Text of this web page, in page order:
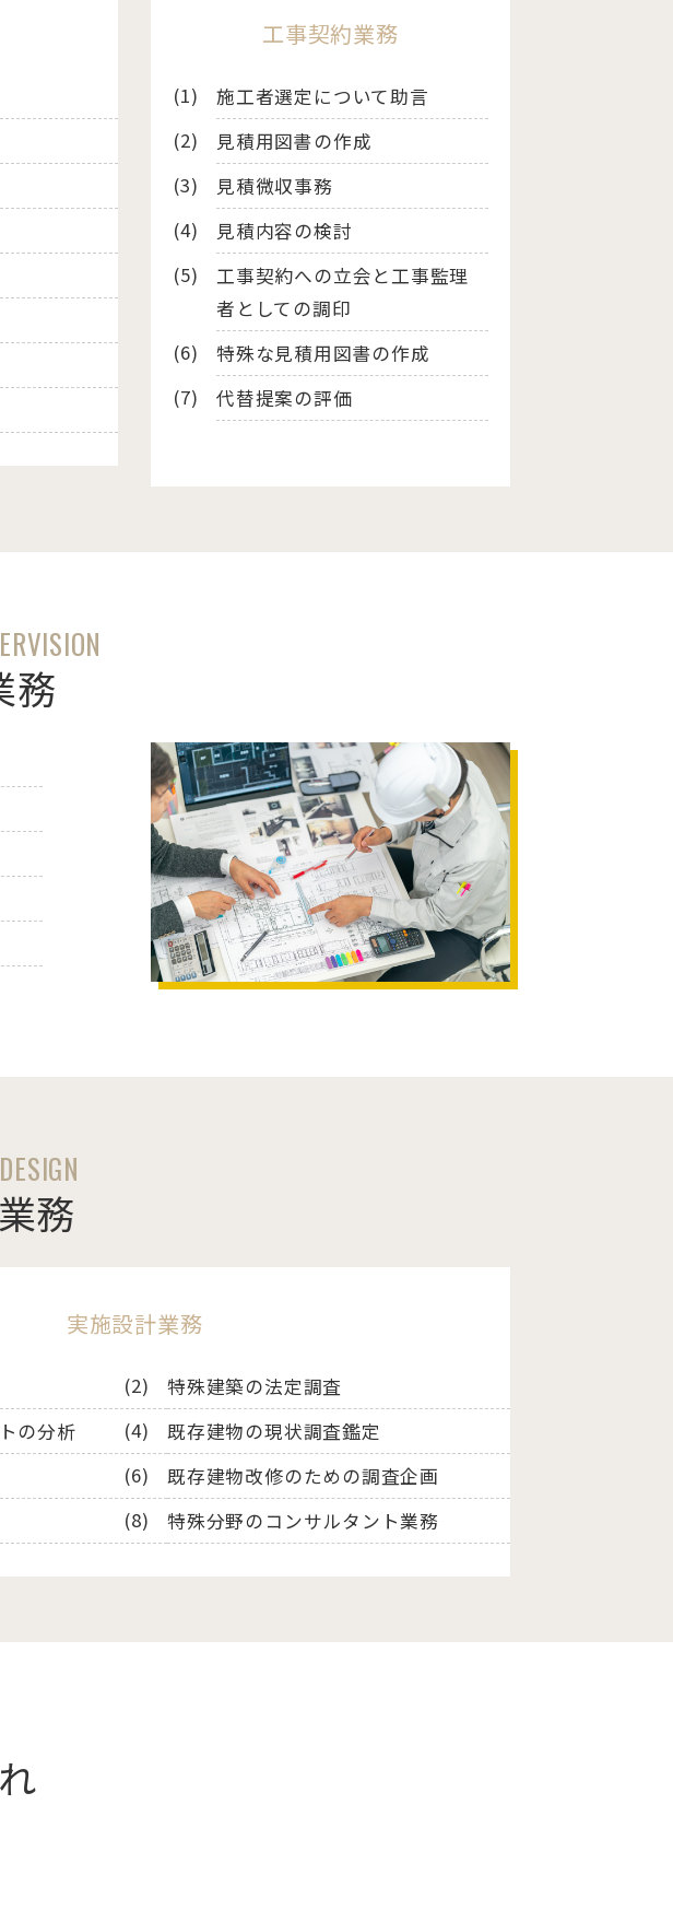
工事契約業務
施工者選定について助言
見積用図書の作成
見積微収事務
見積内容の検討
工事契約への立会と工事監理
者としての調印
特殊な見積用図書の作成
代替提案の評価
務
務
実施設計業務
特殊建築の法定調査
の分析
既存建物の現状調査鑑定
既存建物改修のための調査企画
特殊分野のコンサルタント業務